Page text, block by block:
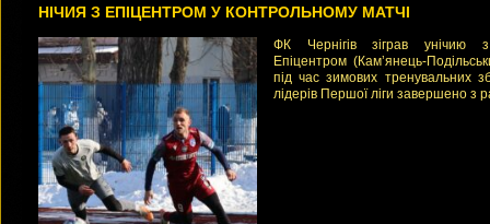
НІЧИЯ З ЕПІЦЕНТРОМ У КОНТРОЛЬНОМУ МАТЧІ
ФК Чернігів зіграв унічию з
Епіцентром (Камʼянець-
під час зимових тренувальних
лідерів Першої ліги завершено з